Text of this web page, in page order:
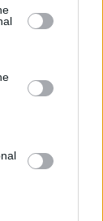
list of
IAB’s List of
may
third parties.
posti a